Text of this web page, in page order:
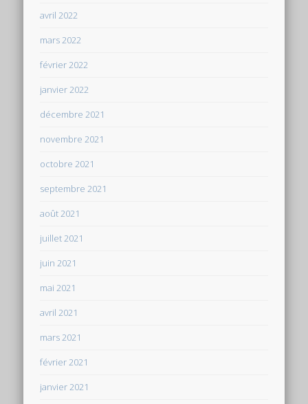
avril 2022
mars 2022
février 2022
janvier 2022
décembre 2021
novembre 2021
octobre 2021
septembre 2021
août 2021
juillet 2021
juin 2021
mai 2021
avril 2021
mars 2021
février 2021
janvier 2021